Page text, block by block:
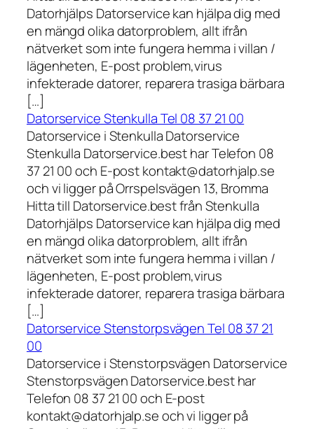
Datorhjälps Datorservice kan hjälpa dig med
en mängd olika datorproblem, allt ifrån
nätverket som inte fungera hemma i villan /
lägenheten, E-post problem,virus
infekterade datorer, reparera trasiga bärbara
[…]
Datorservice Stenkulla Tel 08 37 21 00
Datorservice i Stenkulla Datorservice
Stenkulla Datorservice.best har Telefon 08
37 21 00 och E-post kontakt@datorhjalp.se
och vi ligger på Orrspelsvägen 13, Bromma
Hitta till Datorservice.best från Stenkulla
Datorhjälps Datorservice kan hjälpa dig med
en mängd olika datorproblem, allt ifrån
nätverket som inte fungera hemma i villan /
lägenheten, E-post problem,virus
infekterade datorer, reparera trasiga bärbara
[…]
Datorservice Stenstorpsvägen Tel 08 37 21
00
Datorservice i Stenstorpsvägen Datorservice
Stenstorpsvägen Datorservice.best har
Telefon 08 37 21 00 och E-post
kontakt@datorhjalp.se och vi ligger på